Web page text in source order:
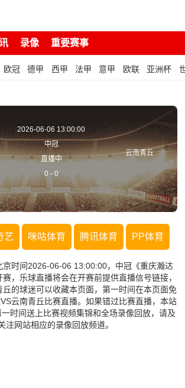
录像 重要赛事
欧冠 德甲 西甲 法甲 意甲 欧联 亚洲杯
2026-06-06 13:00:00
中冠
直播中
0 - 0
云南青丘
艺 咪咕体育 腾讯体育 PP体育
时间2026-06-06 13:00:00，中冠《重庆瀚达
，乐球直播将会在开赛前提供直播信号链接，
的球迷可以收藏本页面，第一时间在本页面免
云南青丘比赛直播。如果错过比赛直播，本站
时间送上比赛视频集锦和全场录像回放，请及
注网站相应的录像回放频道。